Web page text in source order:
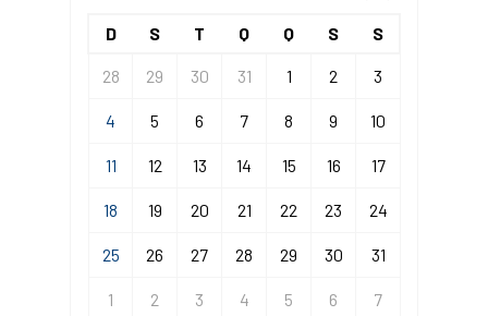
D S T Q Q S S
28 29 30 31 1 2 3
4 5 6 7 8 9 10
11 12 13 14 15 16 17
18 19 20 21 22 23 24
25 26 27 28 29 30 31
1 2 3 4 5 6 7